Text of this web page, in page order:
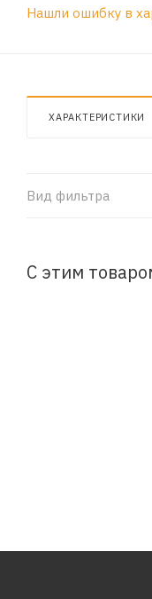
Нашли ошибку в
ХАРАКТЕРИСТИКИ
Вид фильтра
С этим